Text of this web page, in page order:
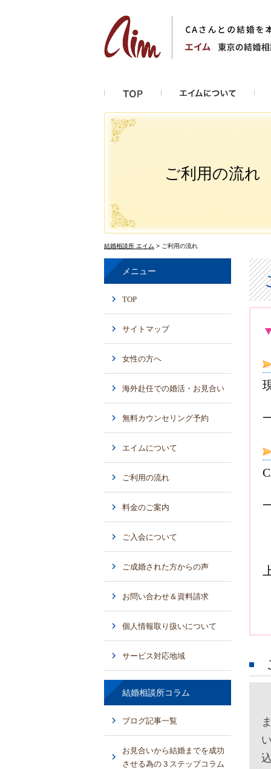
ご利用の流れ
結婚相談所 エイム > ご利用の流れ
メニュー
TOP
サイトマップ
女性の方へ
海外赴任での婚活・お見合い
無料カウンセリング予約
エイムについて
ご利用の流れ
料金のご案内
ご入会について
ご成婚された方からの声
お問い合わせ＆資料請求
個人情報取り扱いについて
サービス対応地域
結婚相談所コラム
ブログ記事一覧
お見合いから結婚までを成功
させる為の３ステップコラム